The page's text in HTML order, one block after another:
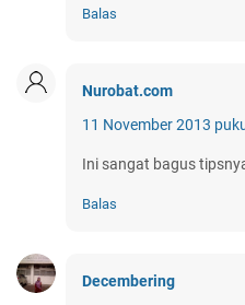
Balas
Nurobat.com
11 November 2013
Ini sangat bagus
Balas
Decembering